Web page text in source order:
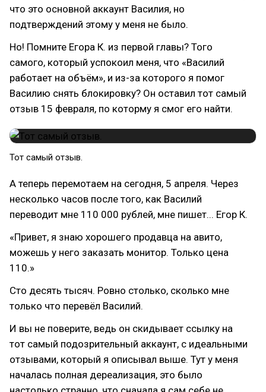
что это основной аккаунт Василия, но
подтверждений этому у меня не было.
Но! Помните Егора К. из первой главы? Того
самого, который успокоил меня, что «Василий
работает на объём», и из-за которого я помог
Василию снять блокировку? Он оставил тот самый
отзыв 15 февраля, по которму я смог его найти.
Тот самый отзыв.
А теперь перемотаем на сегодня, 5 апреля. Через
несколько часов после того, как Василий
переводит мне 110 000 рублей, мне пишет... Егор К.
«Привет, я знаю хорошего продавца на авито,
можешь у него заказать монитор. Только цена
110.»
Сто десять тысяч. Ровно столько, сколько мне
только что перевёл Василий.
И вы не поверите, ведь он скидывает ссылку на
тот самый подозрительный аккаунт, с идеальными
отзывами, который я описывал выше. Тут у меня
началась полная дереализация, это было